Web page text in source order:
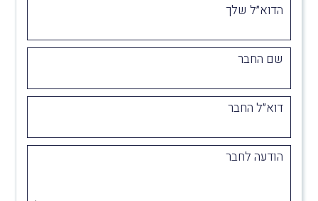
הדוא״ל שלך
שם החבר
דוא״ל החבר
הודעה לחבר